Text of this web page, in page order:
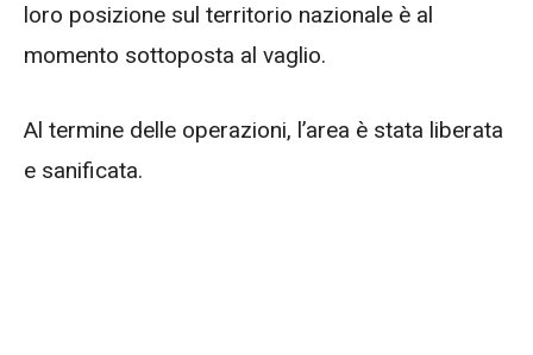
loro posizione sul territorio nazionale è al
momento sottoposta al vaglio.
Al termine delle operazioni, l’area è stata liberata
e sanificata.